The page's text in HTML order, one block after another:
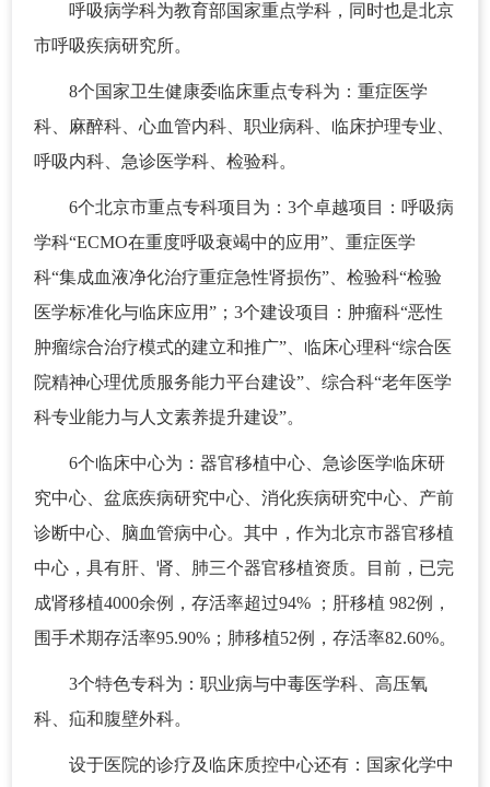
呼吸病学科为教育部国家重点学科，同时也是北京
市呼吸疾病研究所。
8个国家卫生健康委临床重点专科为：重症医学
科、麻醉科、心血管内科、职业病科、临床护理专业、
呼吸内科、急诊医学科、检验科。
6个北京市重点专科项目为：3个卓越项目：呼吸病
学科“ECMO在重度呼吸衰竭中的应用”、重症医学
科“集成血液净化治疗重症急性肾损伤”、检验科“检验
医学标准化与临床应用”；3个建设项目：肿瘤科“恶性
肿瘤综合治疗模式的建立和推广”、临床心理科“综合医
院精神心理优质服务能力平台建设”、综合科“老年医学
科专业能力与人文素养提升建设”。
6个临床中心为：器官移植中心、急诊医学临床研
究中心、盆底疾病研究中心、消化疾病研究中心、产前
诊断中心、脑血管病中心。其中，作为北京市器官移植
中心，具有肝、肾、肺三个器官移植资质。目前，已完
成肾移植4000余例，存活率超过94% ；肝移植 982例，
围手术期存活率95.90%；肺移植52例，存活率82.60%。
3个特色专科为：职业病与中毒医学科、高压氧
科、疝和腹壁外科。
设于医院的诊疗及临床质控中心还有：国家化学中